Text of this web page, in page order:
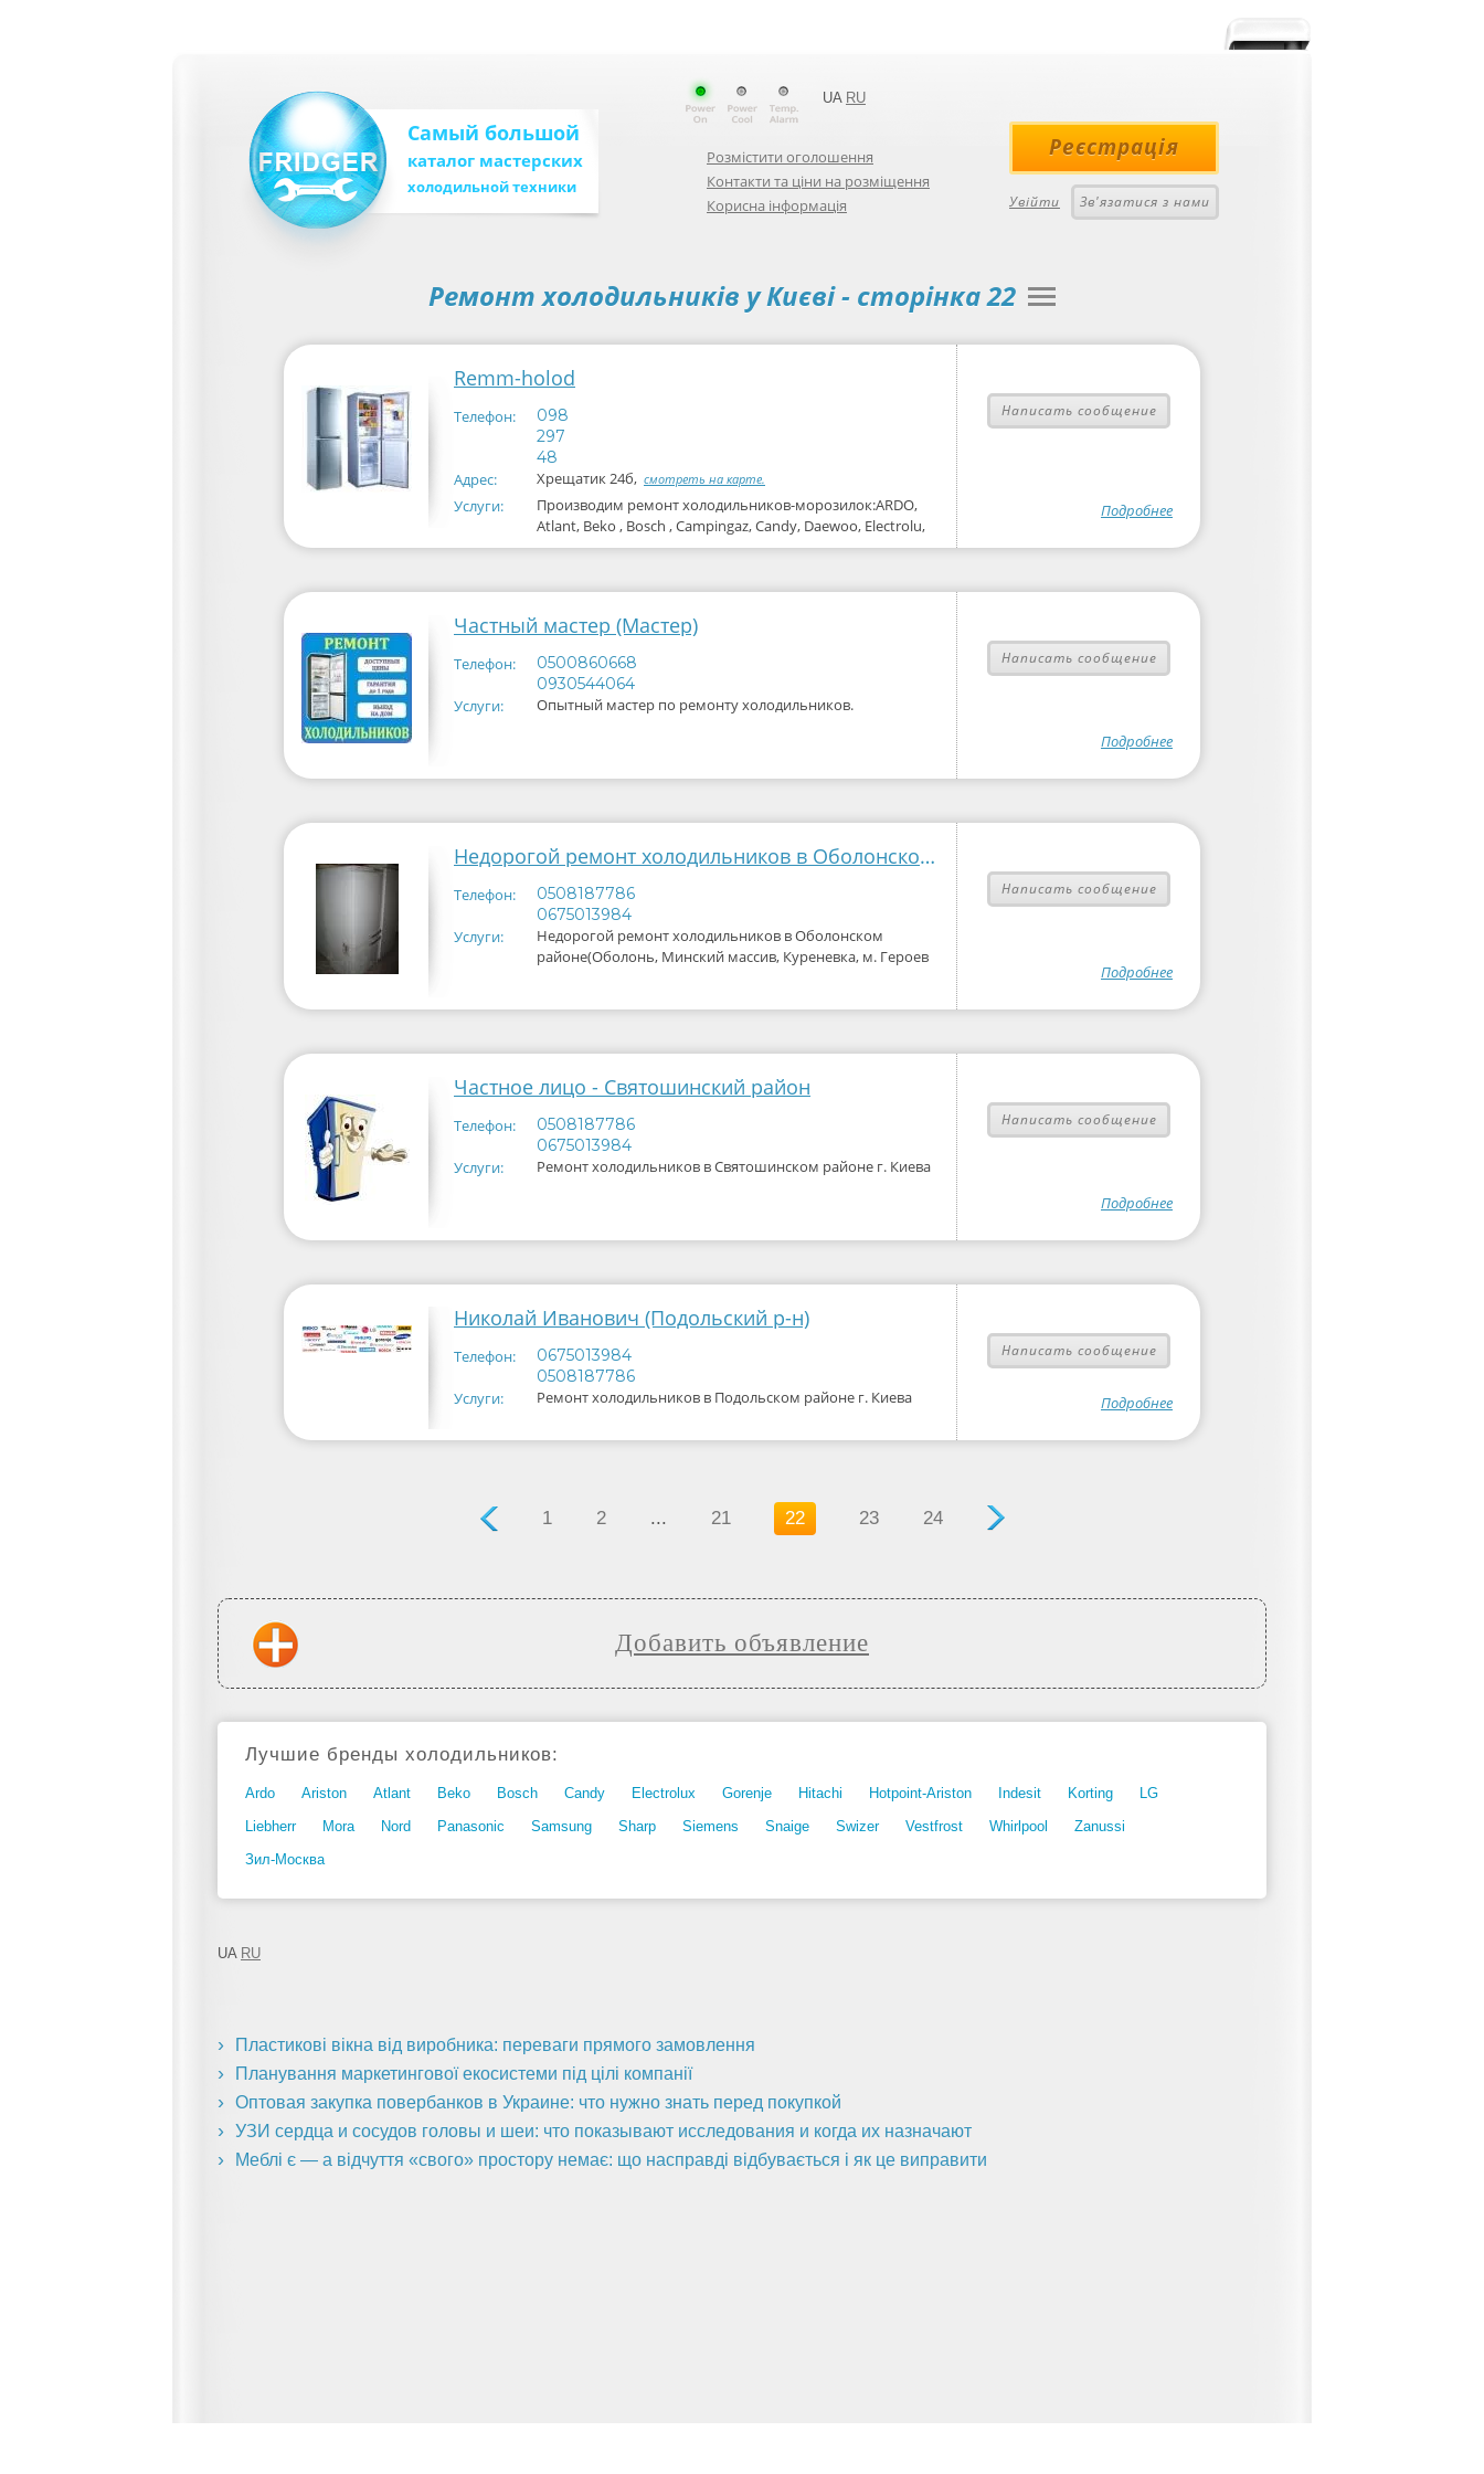
UA RU
Самый большой
каталог мастерских
холодильной техники
Розмістити оголошення
Контакти та ціни на розміщення
Корисна інформація
Реєстрація
Увійти Зв'язатися з нами
Ремонт холодильників уКиєві- сторінка 22
Remm-holod
Телефон:
098
297
48
Адрес:
Хрещатик 24б, смотреть на карте.
Услуги:
Производим ремонт холодильников-морозилок:ARDO,
Atlant, Beko , Bosch , Campingaz, Candy, Daewoo, Electrolu,
Elenberg, Fagor, General
Написать сообщение
Подробнее
Частный мастер (Мастер)
Телефон:
0500860668
0930544064
Услуги:
Опытный мастер по ремонту холодильников.
Написать сообщение
Подробнее
Недорогой ремонт холодильников в Оболонском районе(Оболонь, Минский массив, Куреневка, м.Героев Днепра)
Телефон:
0508187786
0675013984
Услуги:
Недорогой ремонт холодильников в Оболонском
районе(Оболонь, Минский массив, Куреневка, м. Героев
Написать сообщение
Подробнее
Частное лицо - Святошинский район
Телефон:
0508187786
0675013984
Услуги:
Ремонт холодильников в Святошинском районе г. Киева
Написать сообщение
Подробнее
Николай Иванович (Подольский р-н)
Телефон:
0675013984
0508187786
Услуги:
Ремонт холодильников в Подольском районе г. Киева
Написать сообщение
Подробнее
1 2 ... 21 22 23 24
Добавить объявление
Лучшие бренды холодильников:
Ardo Ariston Atlant Beko Bosch Candy Electrolux Gorenje Hitachi Hotpoint-Ariston Indesit Korting
LG
Liebherr
Mora Nord Panasonic Samsung Sharp Siemens Snaige Swizer Vestfrost Whirlpool
Zanussi
Зил-Москва
UA RU
Пластикові вікна від виробника: переваги прямого замовлення
Планування маркетингової екосистеми під цілі компанії
Оптовая закупка повербанков в Украине: что нужно знать перед покупкой
УЗИ сердца и сосудов головы и шеи: что показывают исследования и когда их назначают
Меблі є — а відчуття «свого» простору немає: що насправді відбувається і як це виправити